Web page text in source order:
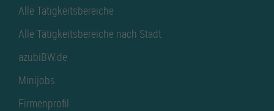
Alle Tätigkeitsbereiche
Alle Tätigkeitsbereiche nach Stadt
azubiBW.de
Minijobs
Firmenprofil